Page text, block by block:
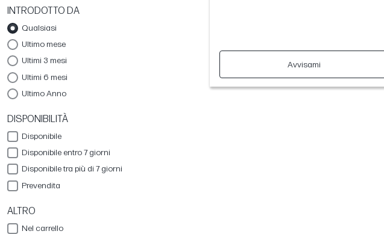
INTRODOTTO DA
Qualsiasi
Ultimo mese
Ultimi 3 mesi
Ultimi 6 mesi
Ultimo Anno
DISPONIBILITÀ
Disponibile
Disponibile entro 7 giorni
Disponibile tra più di 7 giorni
Prevendita
ALTRO
Nel carrello
Avvisami